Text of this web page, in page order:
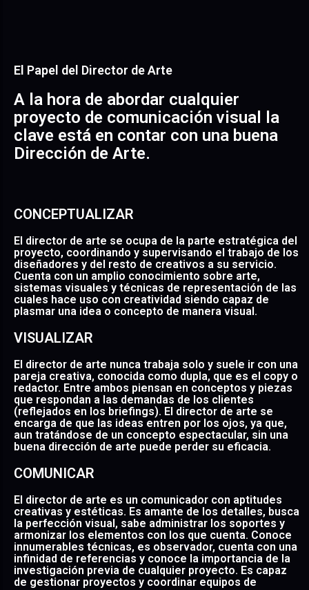
El Papel del Director de Arte
A la hora de abordar cualquier
proyecto de comunicación visual la
clave está en contar con una buena
Dirección de Arte.
CONCEPTUALIZAR
El director de arte se ocupa de la parte estratégica del
proyecto, coordinando y supervisando el trabajo de los
diseñadores y del resto de creativos a su servicio.
Cuenta con un amplio conocimiento sobre arte,
sistemas visuales y técnicas de representación de las
cuales hace uso con creatividad siendo capaz de
plasmar una idea o concepto de manera visual.
VISUALIZAR
El director de arte nunca trabaja solo y suele ir con una
pareja creativa, conocida como dupla, que es el copy o
redactor. Entre ambos piensan en conceptos y piezas
que respondan a las demandas de los clientes
(reflejados en los briefings). El director de arte se
encarga de que las ideas entren por los ojos, ya que,
aun tratándose de un concepto espectacular, sin una
buena dirección de arte puede perder su eficacia.
COMUNICAR
El director de arte es un comunicador con aptitudes
creativas y estéticas. Es amante de los detalles, busca
la perfección visual, sabe administrar los soportes y
armonizar los elementos con los que cuenta. Conoce
innumerables técnicas, es observador, cuenta con una
infinidad de referencias y conoce la importancia de la
investigación previa de cualquier proyecto. Es capaz
de gestionar proyectos y coordinar equipos de